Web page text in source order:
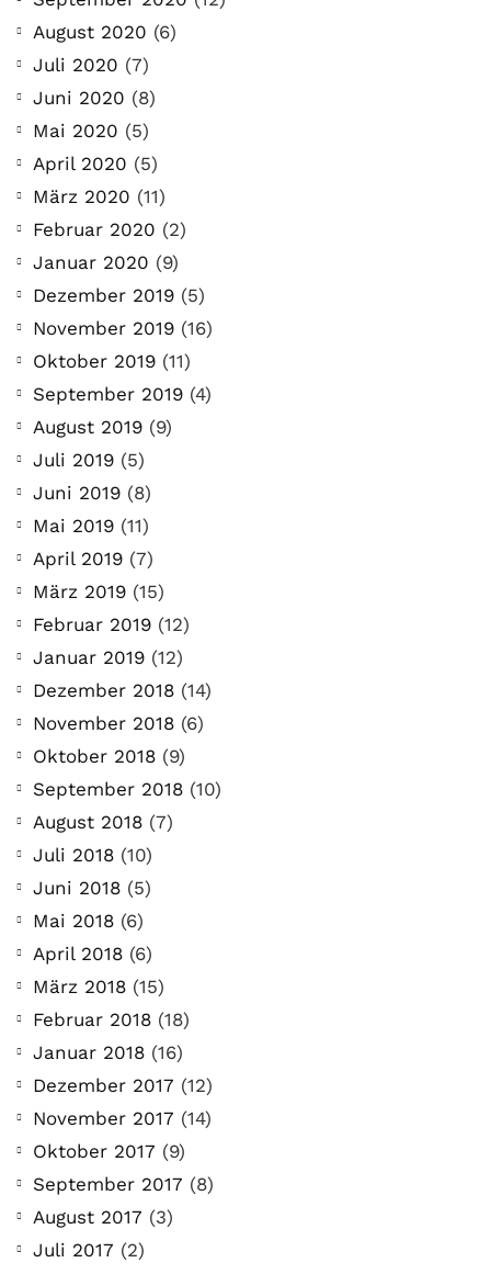
August 2020 (6)
Juli 2020 (7)
Juni 2020 (8)
Mai 2020 (5)
April 2020 (5)
März 2020 (11)
Februar 2020 (2)
Januar 2020 (9)
Dezember 2019 (5)
November 2019 (16)
Oktober 2019 (11)
September 2019 (4)
August 2019 (9)
Juli 2019 (5)
Juni 2019 (8)
Mai 2019 (11)
April 2019 (7)
März 2019 (15)
Februar 2019 (12)
Januar 2019 (12)
Dezember 2018 (14)
November 2018 (6)
Oktober 2018 (9)
September 2018 (10)
August 2018 (7)
Juli 2018 (10)
Juni 2018 (5)
Mai 2018 (6)
April 2018 (6)
März 2018 (15)
Februar 2018 (18)
Januar 2018 (16)
Dezember 2017 (12)
November 2017 (14)
Oktober 2017 (9)
September 2017 (8)
August 2017 (3)
Juli 2017 (2)